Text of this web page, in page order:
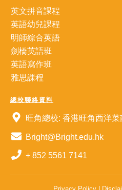
英文拼音課程
英語幼兒課程
明師綜合英語
劍橋英語班
英語寫作班
雅思課程
總校聯絡資料
旺角總校: 香港旺角西洋
Bright@Bright.edu.hk
+ 852 5561 7141